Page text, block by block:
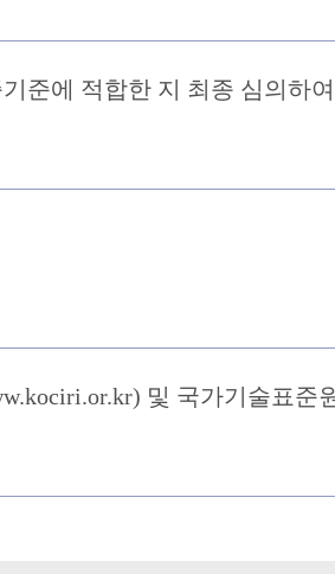
준에 적합한 지 최종 심의하
및 국가기술표준